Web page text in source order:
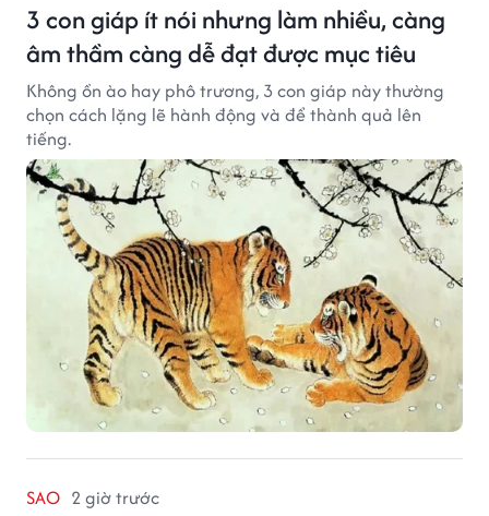
3 con giáp ít nói nhưng làm nhiều, càng
âm thầm càng dễ đạt được mục tiêu
Không ồn ào hay phô trương, 3 con giáp này thường
chọn cách lặng lẽ hành động và để thành quả lên
tiếng.
SAO 2 giờ trước